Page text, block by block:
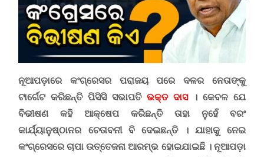
ନୂଆପଡ଼ାରେ କଂଗ୍ରେସର ପରାଜୟ ପରେ ଦଳର ନେତାଙ୍କୁ
ଟାର୍ଗେଟ କରିଛନ୍ତି ପିସିସି ସଭାପତି ଭକ୍ତ ଦାସ । କେବଳ ଯେ
ବିଭୀଷଣ କହି ଆକ୍ଷେପ କରିଛନ୍ତି ତାହା ନୁହେଁ ବରଂ
କାର୍ଯ୍ୟାନୁଷ୍ଠାନର ଚେତାବନୀ ବି ଦେଇଛନ୍ତି । ଯାହାକୁ ନେଇ
କଂଗ୍ରେସରେ ଚାପା ଉତ୍ତେଜନା ଆରମ୍ଭ ହୋଇଯାଇଛି । ନୂଆପଡ଼ା